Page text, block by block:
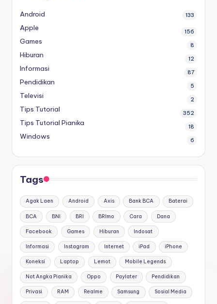
Android 133
Apple 156
Games 8
Hiburan 12
Informasi 87
Pendidikan 5
Televisi 2
Tips Tutorial 352
Tips Tutorial Pianika 18
Windows 6
Tags
Agak Laen Android Axis Bank BCA Baterai
BCA BNI BRI BRImo Cara Dana
Facebook Games Hiburan Indosat
Informasi Instagram Internet iPad iPhone
Koneksi Laptop Lemot Mobile Legends
Not Angka Pianika Oppo Paylater Pendidikan
Privasi RAM Realme Samsung Sosial Media